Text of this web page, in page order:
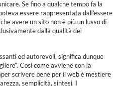
Se fino a qualche tempo fa la
essere rappresentata dall’essere
avere un sito non è più un lusso di
dalla qualità dei
ed autorevoli, significa dunque
Così come avviene con la
scrivere bene per il web è mestiere
semplicità, sintesi. I